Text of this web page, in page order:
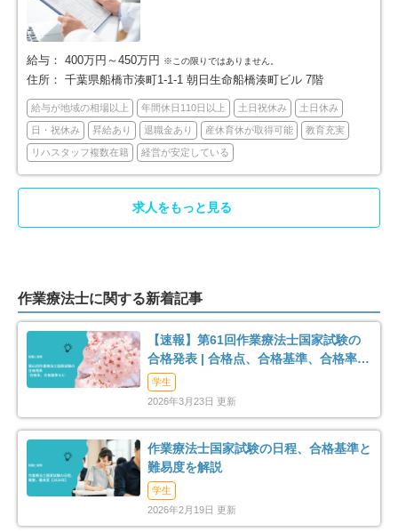
南房総市 7
香取市 10
いすみ市 13 印旛郡酒々井町 5
印旛郡栄町 2 香取郡東庄町 4
大網白里市 12 山武郡九十九里町 3
山武郡横芝光町 2 長生郡一宮町 1
長生郡白子町 長生郡長柄町
長生郡長南町 1 夷隅郡大多喜町 3
給与： 400万円～450万円 ※この限りではありません。
住所： 千葉県船橋市湊町1-1-1 朝日生命船橋湊町ビル 7階
給与が地域の相場以上 年間休日110日以上 土日祝休み 土日休み
日・祝休み 昇給あり 退職金あり 産休育休が取得可能 教育充実
リハスタッフ複数在籍 経営が安定している
求人をもっと見る
作業療法士に関する新着記事
【速報】第61回作業療法士国家試験の
合格発表 | 合格点、合格基準、合格率
（2026年）
学生
2026年3月23日 更新
作業療法士国家試験の日程、合格基準と
難易度を解説
学生
2026年2月19日 更新